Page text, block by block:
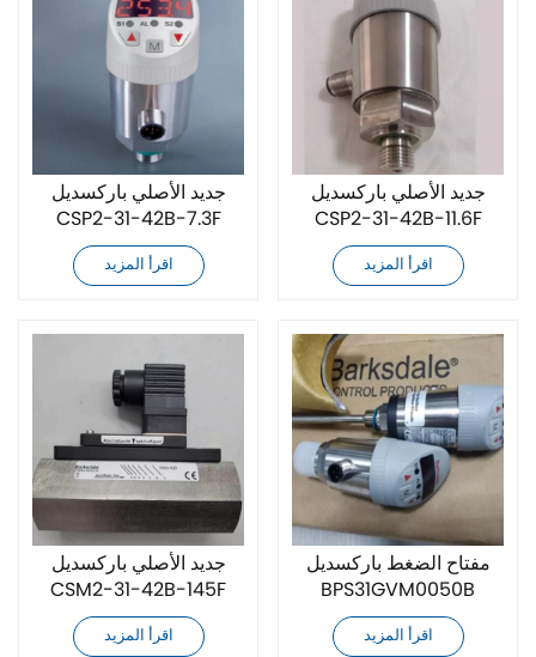
جديد الأصلي باركسديل
CSP2-31-42B-7.3F
مفتاح الضغط
اقرأ المزيد
جديد الأصلي باركسديل
CSP2-31-42B-11.6F
مفتاح الضغط
اقرأ المزيد
جديد الأصلي باركسديل
CSM2-31-42B-145F
مفتاح الضغط
اقرأ المزيد
مفتاح الضغط باركسديل
BPS31GVM0050B
الأصلي الجديد
اقرأ المزيد